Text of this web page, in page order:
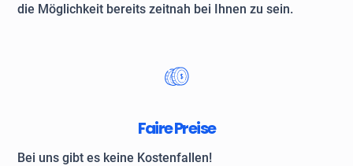
die Möglichkeit bereits zeitnah bei Ihnen zu sein.
Faire Preise
Bei uns gibt es keine Kostenfallen!